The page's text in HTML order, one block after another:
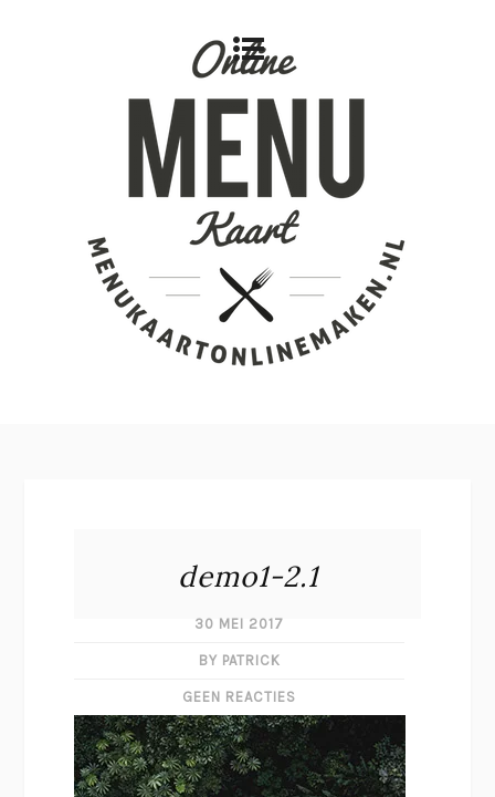
demo1-2.1
30 MEI 2017
BY PATRICK
GEEN REACTIES